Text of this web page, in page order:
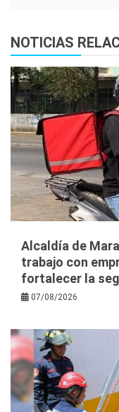
NOTICIAS
Alcaldía de
trabajo con
fortalecer la
07/08/2026